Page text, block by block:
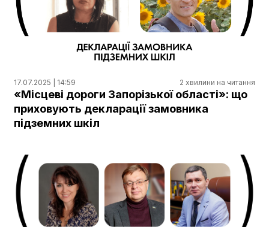
17.07.2025 | 14:59 2 хвилини на читання
«Місцеві дороги Запорізької області»: що
приховують декларації замовника
підземних шкіл